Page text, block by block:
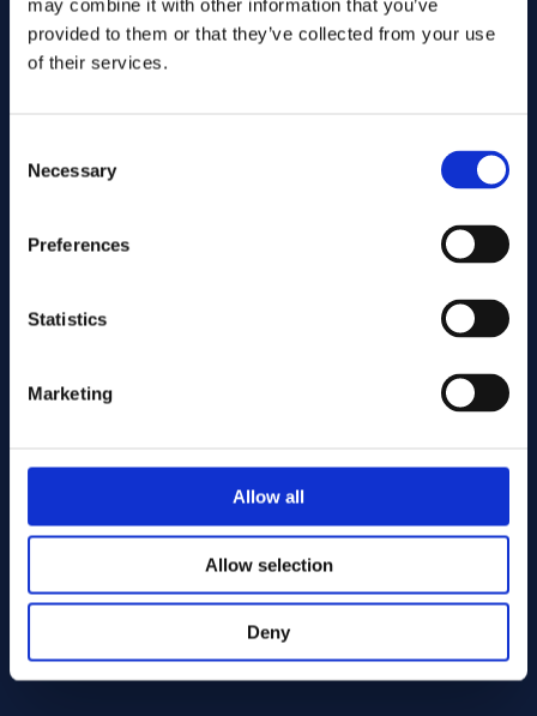
may combine it with other information that you’ve
provided to them or that they’ve collected from your use
of their services.
Selection
Necessary
Preferences
Statistics
Marketing
Allow all
Allow selection
Deny